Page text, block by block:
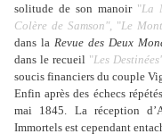
solitude de son manoir "La
Colère de Samson", "Le
dans laRevue des Deux
dans le recueil "Les
soucis financiers du couple
Enfin après des échecs
mai 1845. La réception
Immortels est cependant